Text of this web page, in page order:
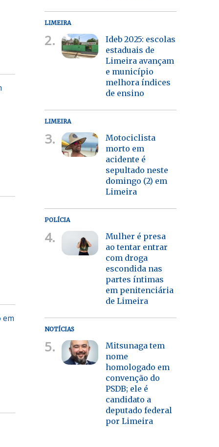
em
LIMEIRA
2.
Ideb 2025: escolas
estaduais de
Limeira avançam
e município
melhora índices
de ensino
LIMEIRA
3.
Motociclista
morto em
acidente é
sepultado neste
domingo (2) em
Limeira
POLÍCIA
4.
Mulher é presa
ao tentar entrar
com droga
escondida nas
partes íntimas
em penitenciária
de Limeira
NOTÍCIAS
5.
Mitsunaga tem
nome
homologado em
convenção do
PSDB; ele é
candidato a
deputado federal
por Limeira